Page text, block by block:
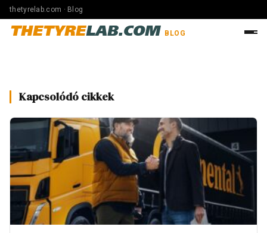
thetyrelab.com · Blog
THETYRELAB.COM BLOG
Kapcsolódó cikkek